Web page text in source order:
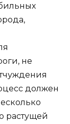
не
должен
растущей